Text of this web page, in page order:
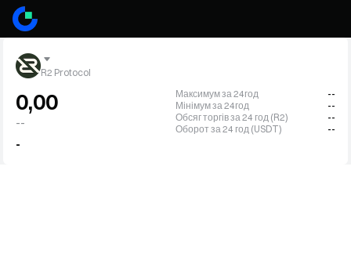
R2 Protocol
0,00
--
-
Максимум за 24год
--
Мінімум за 24год
--
Обсяг торгів за 24 год (R2)
--
Оборот за 24 год (USDT)
--